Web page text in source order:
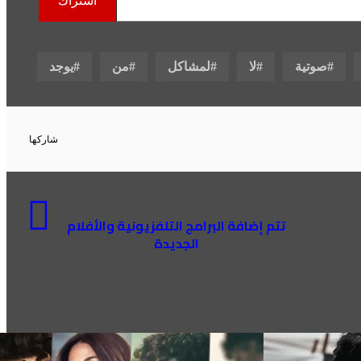
صوتية لا لمشاكل من يوجد
شاركها
تتم إضافة البرامج التلفزيونية والأفلام
الجديدة